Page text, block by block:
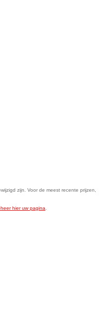
zijn. Voor de meest recente prijzen,
hier uw pagina